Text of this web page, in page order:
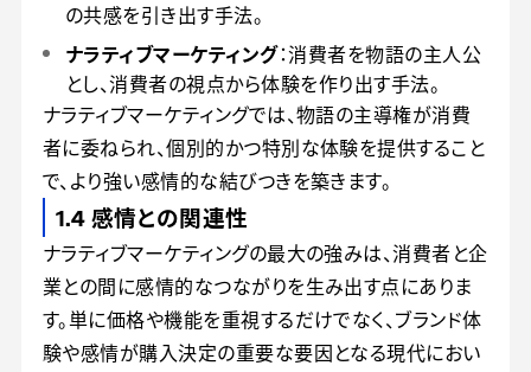
の共感を引き出す手法。
ナラティブマーケティング：消費者を物語の主人公
とし、消費者の視点から体験を作り出す手法。
ナラティブマーケティングでは、物語の主導権が消費
者に委ねられ、個別的かつ特別な体験を提供すること
で、より強い感情的な結びつきを築きます。
1.4 感情との関連性
ナラティブマーケティングの最大の強みは、消費者と企
業との間に感情的なつながりを生み出す点にありま
す。単に価格や機能を重視するだけでなく、ブランド体
験や感情が購入決定の重要な要因となる現代におい